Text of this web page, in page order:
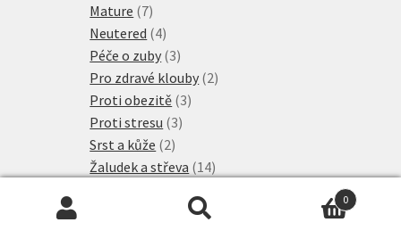
Mature 77
produktů
Neutered 44
produkty
Péče o zuby 33
produkty
Pro zdravé klouby 22
Proti obezitě 33
Proti stresu 33
Srst a kůže 22
produkty
Žaludek a střeva 1414
produktů
Whiskas Granule 2020
0